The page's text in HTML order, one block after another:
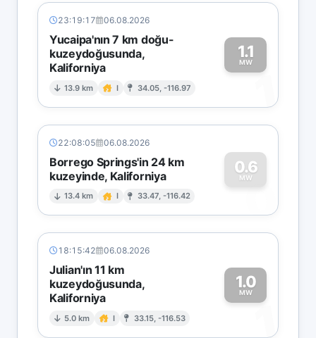
23:19:17 06.08.2026
Yucaipa'nın 7 km doğu-
kuzeydoğusunda,
Kaliforniya
13.9 km I 34.05, -116.97
1.1
MW
1
22:08:05 06.08.2026
Borrego Springs'in 24 km
kuzeyinde, Kaliforniya
13.4 km I 33.47, -116.42
0.6
MW
0
18:15:42 06.08.2026
Julian'ın 11 km
kuzeydoğusunda,
Kaliforniya
5.0 km I 33.15, -116.53
1.0
MW
1